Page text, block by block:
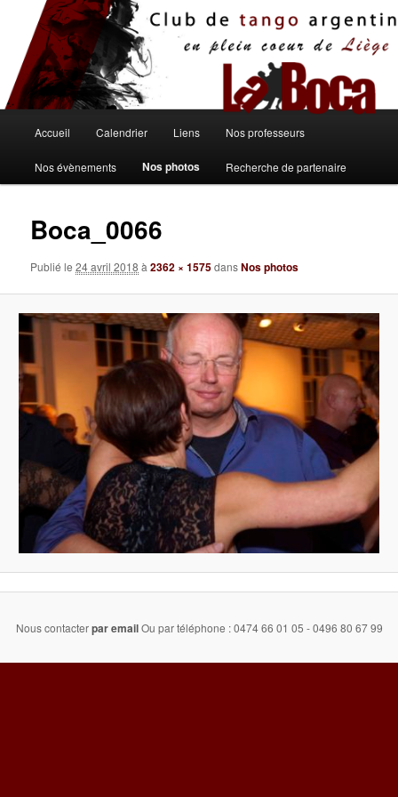
contenu
principal
principal
Accueil Calendrier Liens Nos professeurs
Nos évènements Nos photos Recherche de partenaire
Boca_0066
Publié le24 avril 2018 à2362 × 1575dansNos photos
Nous contacterpar emailOu par téléphone : 0474 66 01 05 - 0496 80 67 99